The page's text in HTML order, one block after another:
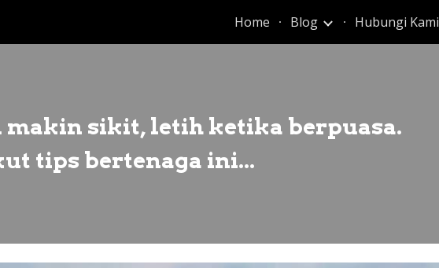
Skip to navigation
Home Blog Hubungi Kami
makin sikit, letih ketika berpuasa.
tips bertenaga ini...